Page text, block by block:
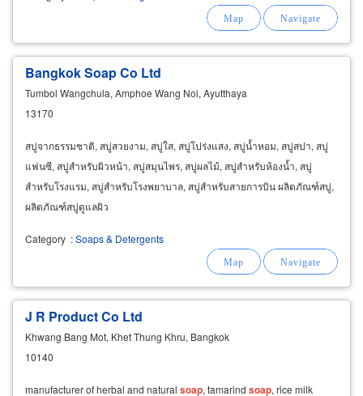
Bangkok Soap Co Ltd
Tumbol Wangchula, Amphoe Wang Noi, Ayutthaya
13170
สบู่จากธรรมชาติ, สบู่สวยงาม, สบู่ใส, สบู่โปร่งแสง, สบู่น้ำหอม, สบู่สปา, สบู่
แฟนซี, สบู่สำหรับผิวหน้า, สบู่สมุนไพร, สบู่ผลไม้, สบู่สำหรับห้องน้ำ, สบู่
สำหรับโรงแรม, สบู่สำหรับโรงพยาบาล, สบู่สำหรับสายการบิน ผลิตภัณฑ์สบู่,
ผลิตภัณฑ์สบู่ดูแลผิว
Category :Soaps & Detergents
J R Product Co Ltd
Khwang Bang Mot, Khet Thung Khru, Bangkok
10140
manufacturer of herbal and natural soap, tamarind soap, rice milk